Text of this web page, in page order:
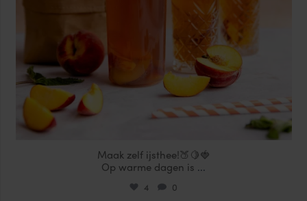
Maak zelf ijsthee!🍑🍋🍓
Op warme dagen is ...
4 0